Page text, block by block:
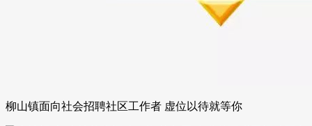
柳山镇面向社会招聘社区工作者 虚位以待就等你